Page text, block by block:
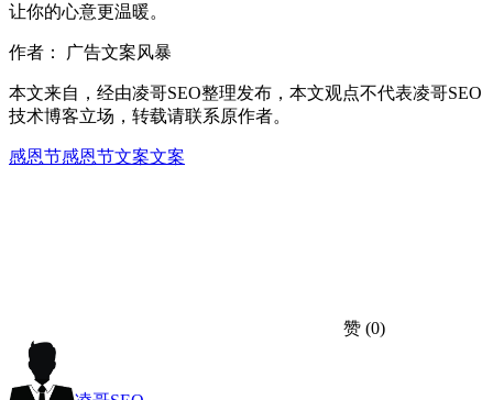
让你的心意更温暖。
作者： 广告文案风暴
本文来自 ，经由凌哥SEO整理发布，本文观点不代表凌哥SEO
技术博客立场，转载请联系原作者。
感恩节感恩节文案文案
赞 (0)